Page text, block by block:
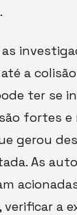
a
ter se
fortes
gerou
As
verificar a